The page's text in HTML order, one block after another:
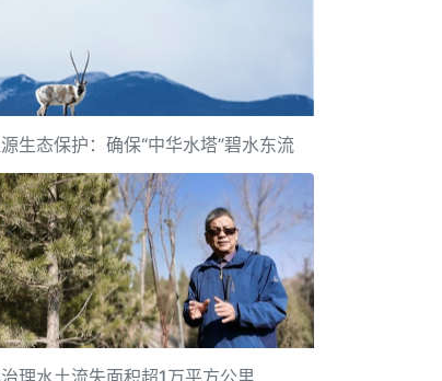
生态保护：确保“中华水塔”碧水东流
理水土流失面积超1万平方公里